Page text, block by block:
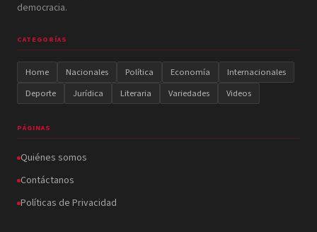
democracia.
CATEGORÍAS
Home Nacionales Política Economía
Internacionales
Deporte
Jurídica Literaria Variedades Videos
PÁGINAS
Quiénes somos
Contáctanos
Políticas de Privacidad